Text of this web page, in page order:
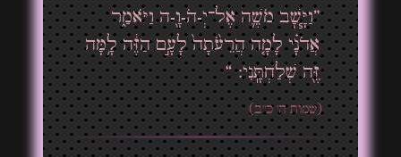
”וַיָּ֧שׇׁב מֹשֶׁ֛ה אֶל־יְ-הֹ-וָ֖-ה וַיֹּאמַ֑ר
אֲדֹנָ֗י לָמָ֤ה הֲרֵעֹ֙תָה֙ לָעָ֣ם הַזֶּ֔ה לָ֥מָּה
זֶּ֖ה שְׁלַחְתָּֽנִי: “
(שמות ה' כ"ב)